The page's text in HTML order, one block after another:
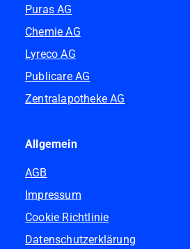
Puras AG
Chemie AG
Lyreco AG
Publicare AG
Zentralapotheke AG
Allgemein
AGB
Impressum
Cookie Richtlinie
Datenschutzerklärung